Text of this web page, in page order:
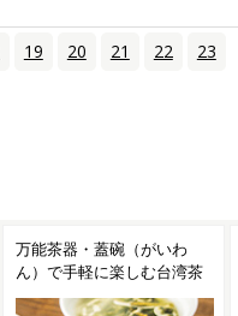
19 20 21 22 23
茶こし付きガラス製茶器 ハ
ンディークーラー